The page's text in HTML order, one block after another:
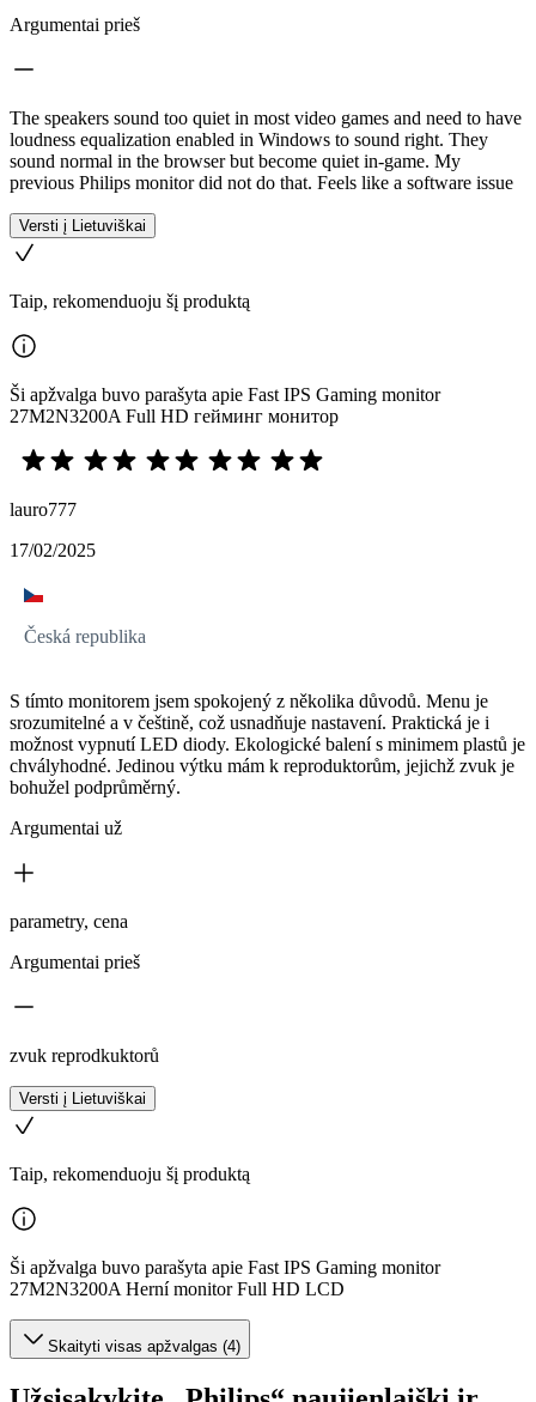
Argumentai prieš
The speakers sound too quiet in most video games and need to have
loudness equalization enabled in Windows to sound right. They
sound normal in the browser but become quiet in-game. My
previous Philips monitor did not do that. Feels like a software issue
Versti į Lietuviškai
Taip, rekomenduoju šį produktą
Ši apžvalga buvo parašyta apie Fast IPS Gaming monitor
27M2N3200A Full HD гейминг монитор
lauro777
17/02/2025
Česká republika
S tímto monitorem jsem spokojený z několika důvodů. Menu je
srozumitelné a v češtině, což usnadňuje nastavení. Praktická je i
možnost vypnutí LED diody. Ekologické balení s minimem plastů je
chvályhodné. Jedinou výtku mám k reproduktorům, jejichž zvuk je
bohužel podprůměrný.
Argumentai už
parametry, cena
Argumentai prieš
zvuk reprodkuktorů
Versti į Lietuviškai
Taip, rekomenduoju šį produktą
Ši apžvalga buvo parašyta apie Fast IPS Gaming monitor
27M2N3200A Herní monitor Full HD LCD
Skaityti visas apžvalgas (4)